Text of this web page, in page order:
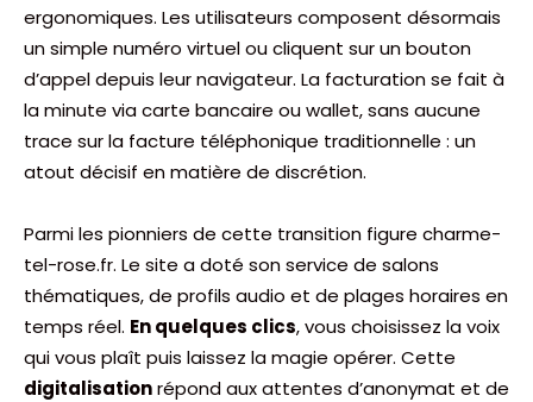
ergonomiques. Les utilisateurs composent désormais
un simple numéro virtuel ou cliquent sur un bouton
d’appel depuis leur navigateur. La facturation se fait à
la minute via carte bancaire ou wallet, sans aucune
trace sur la facture téléphonique traditionnelle : un
atout décisif en matière de discrétion.
Parmi les pionniers de cette transition figure charme-
tel-rose.fr. Le site a doté son service de salons
thématiques, de profils audio et de plages horaires en
temps réel. En quelques clics, vous choisissez la voix
qui vous plaît puis laissez la magie opérer. Cette
digitalisationrépond aux attentes d’anonymat et de